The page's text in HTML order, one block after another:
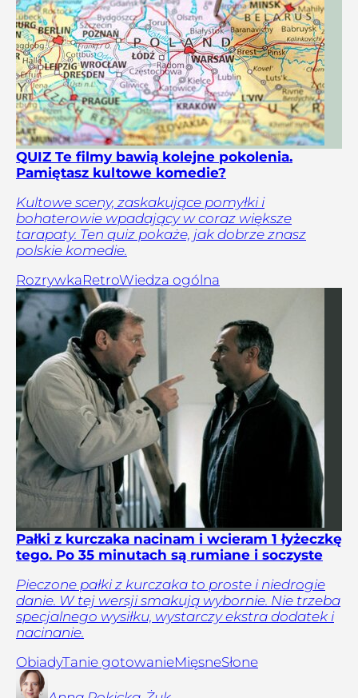
QUIZ Te filmy bawią kolejne pokolenia.
Pamiętasz kultowe komedie?
Kultowe sceny, zaskakujące pomyłki i
bohaterowie wpadający w coraz większe
tarapaty. Ten quiz pokaże, jak dobrze znasz
polskie komedie.
RozrywkaRetroWiedza ogólna
Pałki z kurczaka nacinam i wcieram 1 łyżeczkę
tego. Po 35 minutach są rumiane i soczyste
Pieczone pałki z kurczaka to proste i niedrogie
danie. W tej wersji smakują wybornie. Nie trzeba
specjalnego wysiłku, wystarczy ekstra dodatek i
nacinanie.
ObiadyTanie gotowanieMięsneSłone